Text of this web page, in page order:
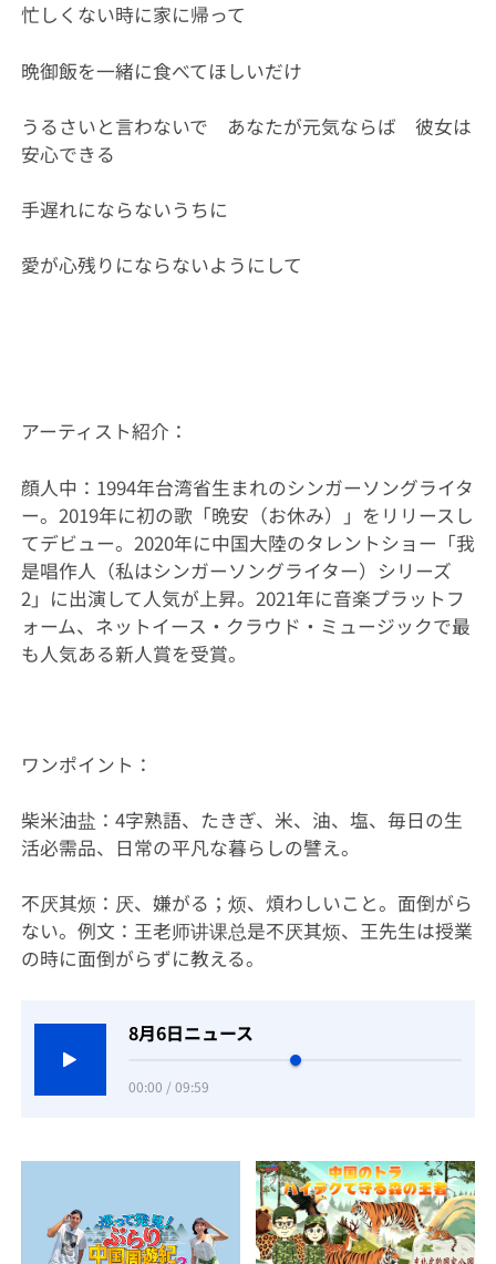
忙しくない時に家に帰って
晩御飯を一緒に食べてほしいだけ
うるさいと言わないで あなたが元気ならば 彼女は
安心できる
手遅れにならないうちに
愛が心残りにならないようにして
アーティスト紹介：
顔人中：1994年台湾省生まれのシンガーソングライタ
ー。2019年に初の歌「晩安（お休み）」をリリースし
てデビュー。2020年に中国大陸のタレントショー「我
是唱作人（私はシンガーソングライター）シリーズ
2」に出演して人気が上昇。2021年に音楽プラットフ
ォーム、ネットイース・クラウド・ミュージックで最
も人気ある新人賞を受賞。
ワンポイント：
柴米油盐：4字熟語、たきぎ、米、油、塩、毎日の生
活必需品、日常の平凡な暮らしの譬え。
不厌其烦：厌、嫌がる；烦、煩わしいこと。面倒がら
ない。例文：王老师讲课总是不厌其烦、王先生は授業
の時に面倒がらずに教える。
8月6日ニュース
00:00 / 09:59